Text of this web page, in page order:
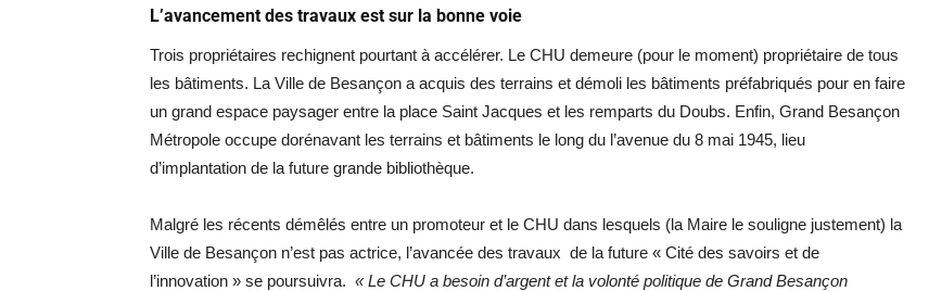
L’avancement des travaux est sur la bonne voie
Trois propriétaires rechignent pourtant à accélérer. Le CHU demeure (pour le moment) propriétaire de tous
les bâtiments. La Ville de Besançon a acquis des terrains et démoli les bâtiments préfabriqués pour en faire
un grand espace paysager entre la place Saint Jacques et les remparts du Doubs. Enfin, Grand Besançon
Métropole occupe dorénavant les terrains et bâtiments le long du l’avenue du 8 mai 1945, lieu
d’implantation de la future grande bibliothèque.
Malgré les récents démêlés entre un promoteur et le CHU dans lesquels (la Maire le souligne justement) la
Ville de Besançon n’est pas actrice, l’avancée des travaux de la future « Cité des savoirs et de
l’innovation » se poursuivra. « Le CHU a besoin d’argent et la volonté politique de Grand Besançon